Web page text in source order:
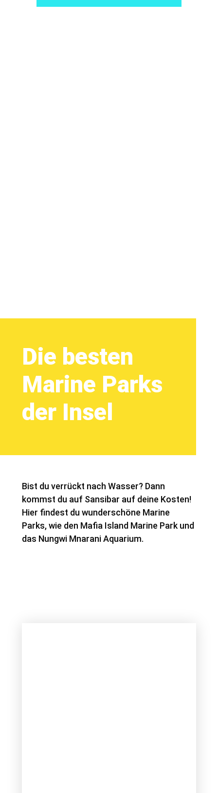
Die besten
Marine Parks
der Insel
Bist du verrückt nach Wasser? Dann
kommst du auf Sansibar auf deine Kosten!
Hier findest du wunderschöne Marine
Parks, wie den Mafia Island Marine Park und
das Nungwi Mnarani Aquarium.